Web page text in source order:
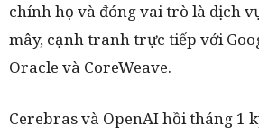
chính họ và đóng vai trò là dịch
mây, cạnh tranh trực tiếp với
Oracle và CoreWeave.
Cerebras và OpenAI hồi tháng 1